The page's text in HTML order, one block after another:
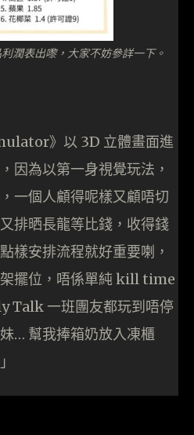
潤表出嚟，大家不妨參詳一下。
》以 3D 立體畫面進
因為以第一身視覺玩法，
一個人顧得呢樣又顧唔切
排晒長龍等比錢，收得錢
樣安排流程就好重要喇，
擺位，唔係單純 kill time
Talk 一班團友都玩到唔停
… 幫我捧箱奶放入凍櫃